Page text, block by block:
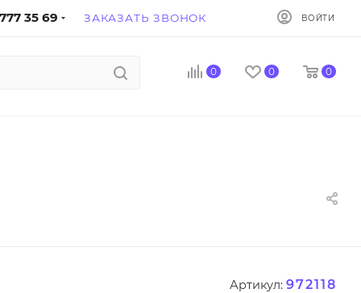
35 69 ЗАКАЗАТЬ ЗВОНОК ВОЙТИ
0 0 0
Артикул: 972118